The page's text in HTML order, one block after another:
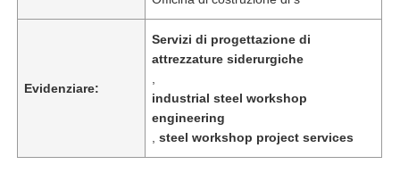
Evidenziare:
Servizi di progettazione di
attrezzature siderurgiche
industrial steel workshop
engineering
,steel workshop project services